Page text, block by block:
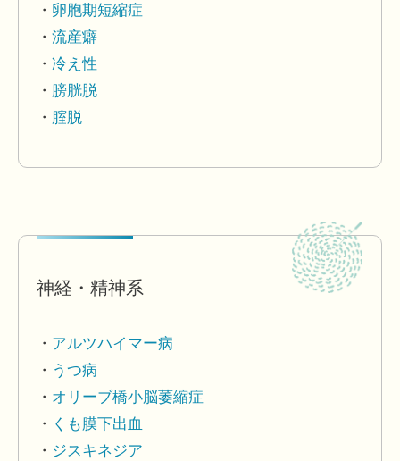
卵胞期短縮症
流産癖
冷え性
膀胱脱
腟脱
神経・精神系
アルツハイマー病
うつ病
オリーブ橋小脳萎縮症
くも膜下出血
ジスキネジア